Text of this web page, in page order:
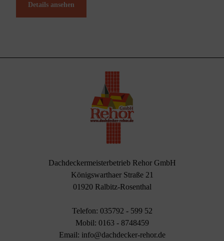
Details ansehen
Dachdeckermeisterbetrieb Rehor GmbH
Königswarthaer Straße 21
01920 Ralbitz-Rosenthal
Telefon: 035792 - 599 52
Mobil: 0163 - 8748459
Email: info@dachdecker-rehor.de